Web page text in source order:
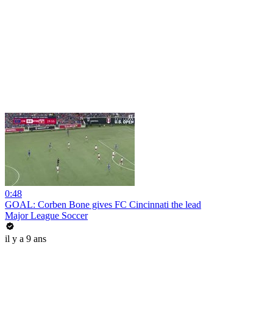
0:48
GOAL: Corben Bone gives FC Cincinnati the lead
Major League Soccer
il y a 9 ans